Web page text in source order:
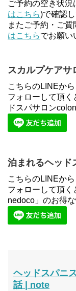
ご予約の空き状況
はこちら)で確認
またご予約・ご
はこちらでお願い
スカルプケア
こちらのLINEか
フォローして頂
ドスパサロン
泊まれるヘッド
こちらのLINEか
フォローして頂く
nedoco」のお得
ヘッドスパニ
話 | note